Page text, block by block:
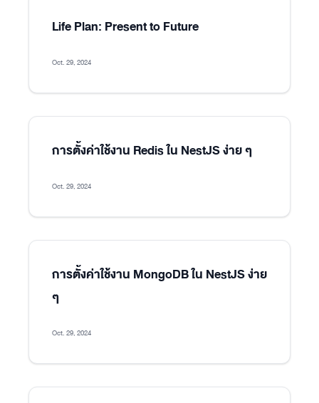
Life Plan: Present to Future
Oct. 29, 2024
การตั้งค่าใช้งาน Redis ใน NestJS ง่าย ๆ
Oct. 29, 2024
การตั้งค่าใช้งาน MongoDB ใน NestJS ง่าย
ๆ
Oct. 29, 2024